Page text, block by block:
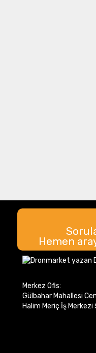
Hemen
Merkez Ofis:
Gülbahar Mahallesi
Halim Meriç İş